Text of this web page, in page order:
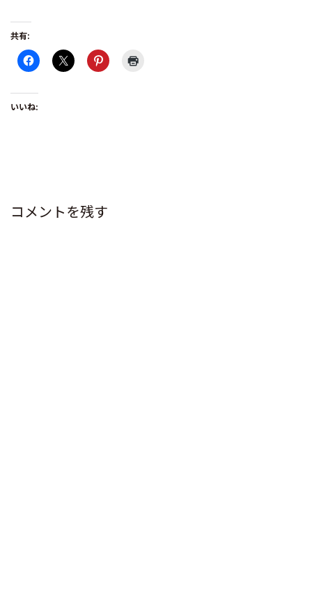
共有:
いいね:
コメントを残す